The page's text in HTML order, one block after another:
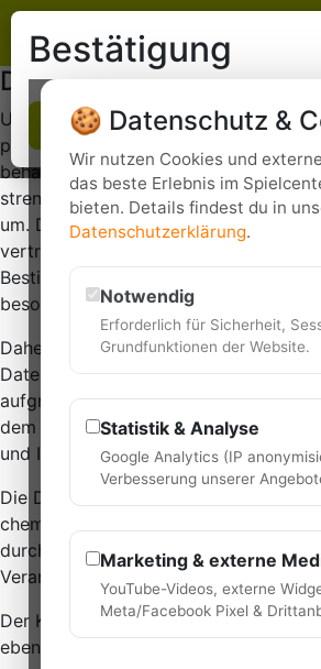
Bestätigung
🍪 Datenschutz &
Wir nutzen Cookies und
das beste Erlebnis im
bieten. Details findest du in
Datenschutzerklärung.
Notwendig
Erforderlich für Sicherheit,
Grundfunktionen der Website.
Statistik & Analyse
Google Analytics (IP
Verbesserung unserer
Marketing & externe
YouTube-Videos, externe
Meta/Facebook Pixel &
OK
Lasergame Chemnitz
Datenschutz
Uns, der Rivagroup GmbH ist der
personenbezogenen Daten ein großes
behandeln alle uns übermittelten
streng vertraulich und gehen damit
um. Dies sehen wir im Einklang mit
vertraglichen Verpflichtungen,
Bestimmungen der geltenden
besondere Pflicht unseres
Daher informieren wir Sie, gemäß den
Datenschutzbestimmungen, nämlich
aufgrund der Datenschutz-
dem DSG 2018 über die
und Ihre Rechte daraus.
Die Datenverarbeitung auf der
chemnitz.de erfolgt zum Zeitpunkt der
durch die verantwortliche Stelle und
Verantwortlichen:
Der Kontakt zur Ausübung der
ebenfalls über die obigen Daten